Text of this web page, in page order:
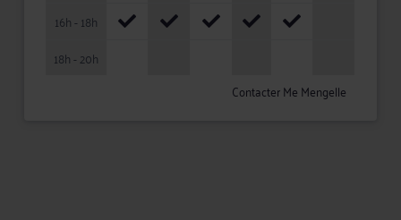
16h - 18h
18h - 20h
Contacter Me Mengelle